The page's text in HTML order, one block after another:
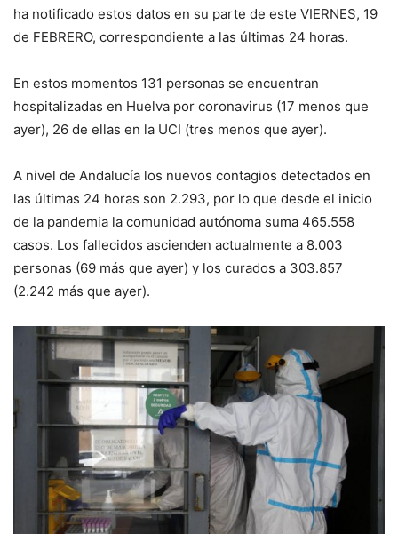
ha notificado estos datos en su parte de este VIERNES, 19
de FEBRERO, correspondiente a las últimas 24 horas.
En estos momentos 131 personas se encuentran
hospitalizadas en Huelva por coronavirus (17 menos que
ayer), 26 de ellas en la UCI (tres menos que ayer).
A nivel de Andalucía los nuevos contagios detectados en
las últimas 24 horas son 2.293, por lo que desde el inicio
de la pandemia la comunidad autónoma suma 465.558
casos. Los fallecidos ascienden actualmente a 8.003
personas (69 más que ayer) y los curados a 303.857
(2.242 más que ayer).